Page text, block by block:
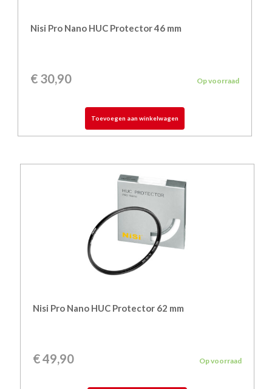
Nisi Pro Nano HUC Protector 46 mm
€ 30,90 Op voorraad
Toevoegen aan winkelwagen
Nisi Pro Nano HUC Protector 62 mm
€49,90 Op voorraad